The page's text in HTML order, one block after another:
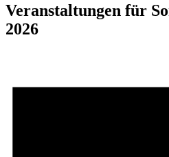
Veranstaltungen für
2026